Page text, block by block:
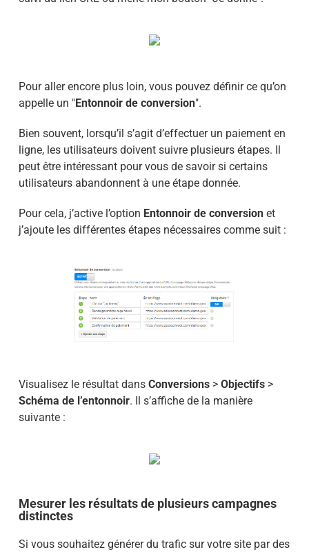
Pour aller encore plus loin, vous pouvez définir ce qu’on
appelle un "Entonnoir de conversion".
Bien souvent, lorsqu’il s’agit d’effectuer un paiement en
ligne, les utilisateurs doivent suivre plusieurs étapes. Il
peut être intéressant pour vous de savoir si certains
utilisateurs abandonnent à une étape donnée.
Pour cela, j’active l’option Entonnoir de conversionet
j’ajoute les différentes étapes nécessaires comme suit :
Visualisez le résultat dans Conversions > Objectifs>
Schéma de l’entonnoir. Il s’affiche de la manière
suivante :
Mesurer les résultats de plusieurs campagnes
distinctes
Si vous souhaitez générer du trafic sur votre site par des